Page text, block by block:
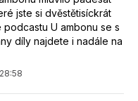
jste si dvěstětisíckrát
U ambonu se s
díly najdete i nadále na
28:58